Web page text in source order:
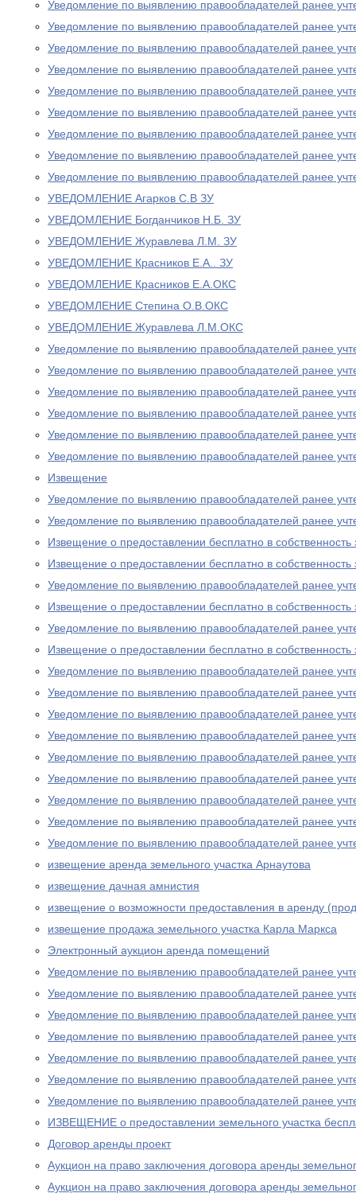
Уведомление по выявлению правообладателей ранее
Уведомление по выявлению правообладателей ранее
Уведомление по выявлению правообладателей ранее
Уведомление по выявлению правообладателей ранее
Уведомление по выявлению правообладателей ранее
Уведомление по выявлению правообладателей ранее
Уведомление по выявлению правообладателей ранее
Уведомление по выявлению правообладателей ранее
Уведомление по выявлению правообладателей ранее
УВЕДОМЛЕНИЕ Агарков С.В ЗУ
УВЕДОМЛЕНИЕ Богданчиков Н.Б. ЗУ
УВЕДОМЛЕНИЕ Журавлева Л.М. ЗУ
УВЕДОМЛЕНИЕ Красников Е.А.. ЗУ
УВЕДОМЛЕНИЕ Красников Е.А.ОКС
УВЕДОМЛЕНИЕ Степина О.В.ОКС
УВЕДОМЛЕНИЕ Журавлева Л.М.ОКС
Уведомление по выявлению правообладателей ранее
Уведомление по выявлению правообладателей ранее
Уведомление по выявлению правообладателей ранее
Уведомление по выявлению правообладателей ранее
Уведомление по выявлению правообладателей ранее
Уведомление по выявлению правообладателей ранее
Извещение
Уведомление по выявлению правообладателей ранее
Уведомление по выявлению правообладателей ранее
Извещение о предоставлении бесплатно в собственность
Извещение о предоставлении бесплатно в собственность
Уведомление по выявлению правообладателей ранее
Извещение о предоставлении бесплатно в собственность
Уведомление по выявлению правообладателей ранее
Извещение о предоставлении бесплатно в собственность
Уведомление по выявлению правообладателей ранее
Уведомление по выявлению правообладателей ранее
Уведомление по выявлению правообладателей ранее
Уведомление по выявлению правообладателей ранее
Уведомление по выявлению правообладателей ранее
Уведомление по выявлению правообладателей ранее
Уведомление по выявлению правообладателей ранее
Уведомление по выявлению правообладателей ранее
Уведомление по выявлению правообладателей ранее
извещение аренда земельного участка Арнаутова
извещение дачная амнистия
извещение о возможности предоставления в аренду
извещение продажа земельного участка Карла Маркса
Электронный аукцион аренда помещений
Уведомление по выявлению правообладателей ранее
Уведомление по выявлению правообладателей ранее
Уведомление по выявлению правообладателей ранее
Уведомление по выявлению правообладателей ранее
Уведомление по выявлению правообладателей ранее
Уведомление по выявлению правообладателей ранее
Уведомление по выявлению правообладателей ранее
ИЗВЕЩЕНИЕ о предоставлении земельного участка
Договор аренды проект
Аукцион на право заключения договора аренды
Аукцион на право заключения договора аренды